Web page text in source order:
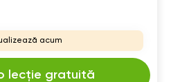
acum
lecție gratuită